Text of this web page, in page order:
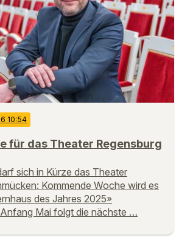
10:54
für das Theater Regensburg
sich in Kürze das Theater
Kommende Woche wird es
des Jahres 2025»
Mai folgt die nächste …